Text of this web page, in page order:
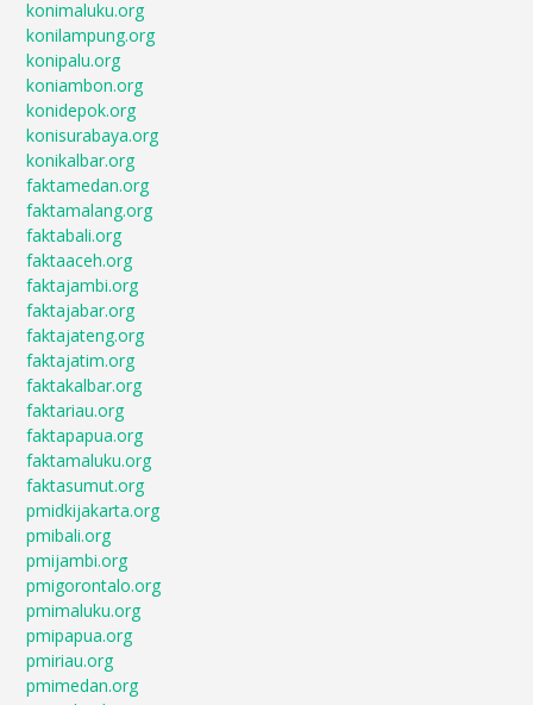
konimaluku.org
konilampung.org
konipalu.org
koniambon.org
konidepok.org
konisurabaya.org
konikalbar.org
faktamedan.org
faktamalang.org
faktabali.org
faktaaceh.org
faktajambi.org
faktajabar.org
faktajateng.org
faktajatim.org
faktakalbar.org
faktariau.org
faktapapua.org
faktamaluku.org
faktasumut.org
pmidkijakarta.org
pmibali.org
pmijambi.org
pmigorontalo.org
pmimaluku.org
pmipapua.org
pmiriau.org
pmimedan.org